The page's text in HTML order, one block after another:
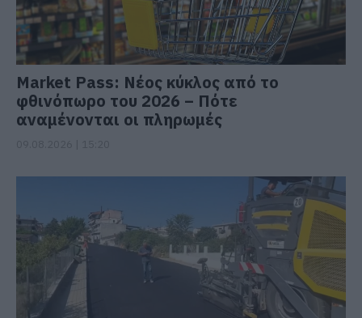
Market Pass: Νέος κύκλος από το
φθινόπωρο του 2026 – Πότε
αναμένονται οι πληρωμές